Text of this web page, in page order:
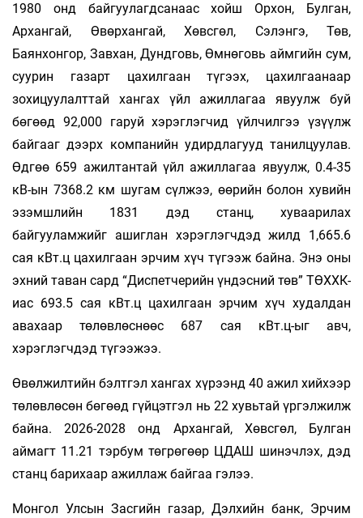
1980 онд байгуулагдсанаас хойш Орхон, Булган,
Архангай, Өвөрхангай, Хөвсгөл, Сэлэнгэ, Төв,
Баянхонгор, Завхан, Дундговь, Өмнөговь аймгийн сум,
суурин газарт цахилгаан түгээх, цахилгаанаар
зохицуулалттай хангах үйл ажиллагаа явуулж буй
бөгөөд 92,000 гаруй хэрэглэгчид үйлчилгээ үзүүлж
байгааг дээрх компанийн удирдлагууд танилцуулав.
Өдгөө 659 ажилтантай үйл ажиллагаа явуулж, 0.4-35
кВ-ын 7368.2 км шугам сүлжээ, өөрийн болон хувийн
эзэмшлийн 1831 дэд станц, хуваарилах
байгууламжийг ашиглан хэрэглэгчдэд жилд 1,665.6
сая кВт.ц цахилгаан эрчим хүч түгээж байна. Энэ оны
эхний таван сард “Диспетчерийн үндэсний төв” ТӨХХК-
иас 693.5 сая кВт.ц цахилгаан эрчим хүч худалдан
авахаар төлөвлөснөөс 687 сая кВт.ц-ыг авч,
хэрэглэгчдэд түгээжээ.
Өвөлжилтийн бэлтгэл хангах хүрээнд 40 ажил хийхээр
төлөвлөсөн бөгөөд гүйцэтгэл нь 22 хувьтай үргэлжилж
байна. 2026-2028 онд Архангай, Хөвсгөл, Булган
аймагт 11.21 тэрбум төгрөгөөр ЦДАШ шинэчлэх, дэд
станц барихаар ажиллаж байгаа гэлээ.
Монгол Улсын Засгийн газар, Дэлхийн банк, Эрчим